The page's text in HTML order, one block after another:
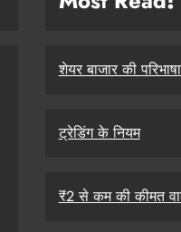
शेयर बाजार की
ट्रेडिंग के नियम
₹2 से कम की कीमत